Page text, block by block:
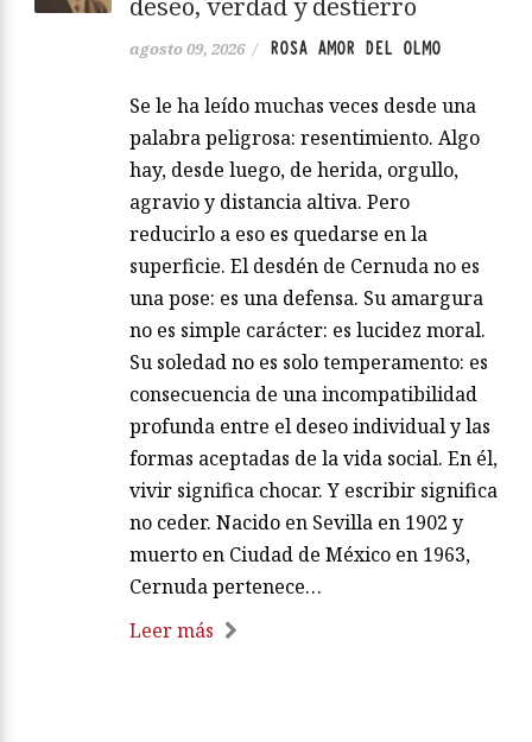
deseo, verdad y destierro
agosto 09, 2026 / ROSA AMOR DEL OLMO
Se le ha leído muchas veces desde una
palabra peligrosa: resentimiento. Algo
hay, desde luego, de herida, orgullo,
agravio y distancia altiva. Pero
reducirlo a eso es quedarse en la
superficie. El desdén de Cernuda no es
una pose: es una defensa. Su amargura
no es simple carácter: es lucidez moral.
Su soledad no es solo temperamento: es
consecuencia de una incompatibilidad
profunda entre el deseo individual y las
formas aceptadas de la vida social. En él,
vivir significa chocar. Y escribir significa
no ceder. Nacido en Sevilla en 1902 y
muerto en Ciudad de México en 1963,
Cernuda pertenece…
Leer más